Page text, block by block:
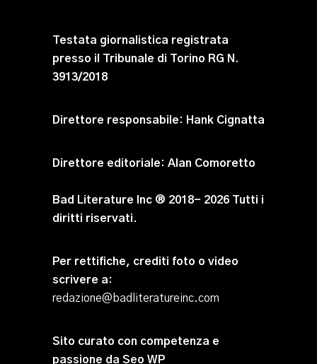
Testata giornalistica registrata
presso il Tribunale di Torino RG N.
3913/2018
Direttore responsabile: Hank Cignatta
Direttore editoriale: Alan Comoretto
Bad Literature Inc ® 2018- 2026 Tutti i
diritti riservati.
Per rettifiche, crediti foto o video
scrivere a:
redazione@badliteratureinc.com
Sito curato con competenza e
passione da Seo WP